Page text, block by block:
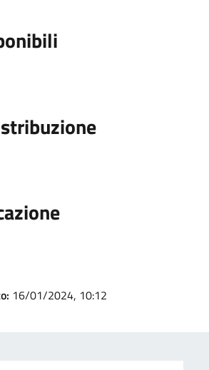
16/01/2024, 10:12